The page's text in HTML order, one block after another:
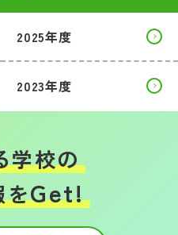
2025年度
2023年度
学校の
をGet!